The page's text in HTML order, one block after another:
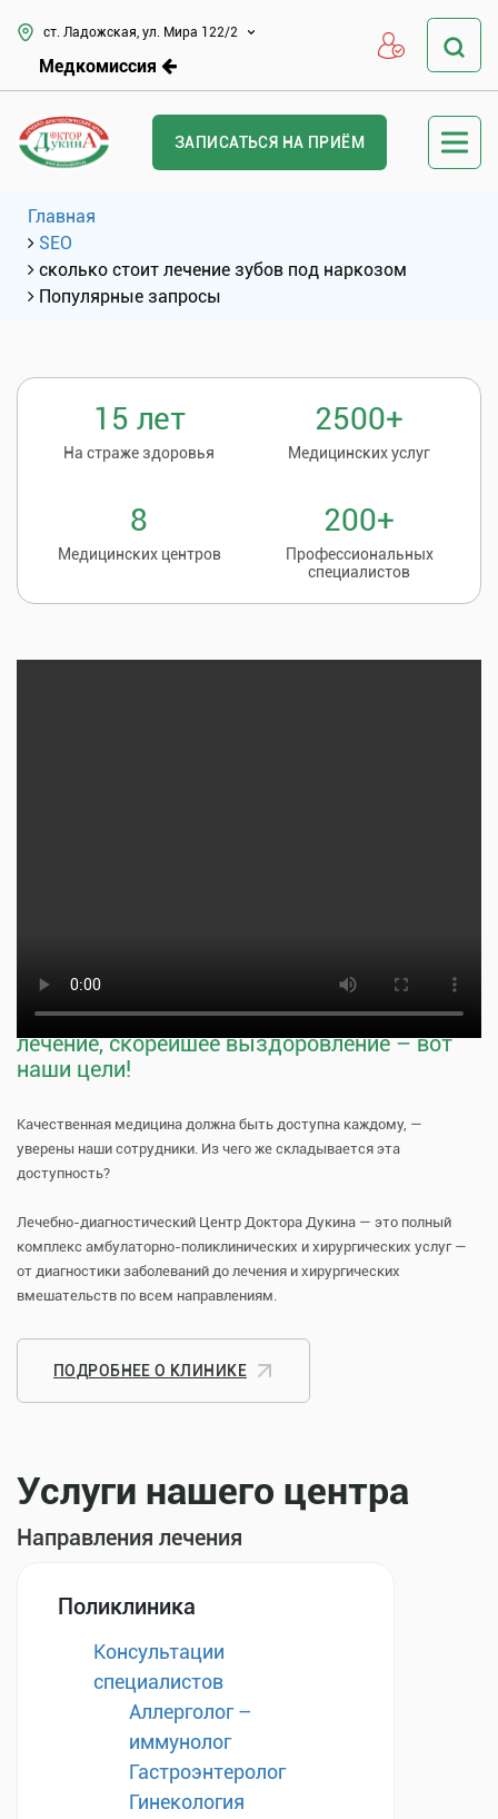
ст. Ладожская, ул. Мира 122/2
Медкомиссия
ЗАПИСАТЬСЯ НА ПРИЁМ
Главная
SEO
сколько стоит лечение зубов под наркозом
Популярные запросы
15 лет
На страже здоровья
2500+
Медицинских услуг
8
Медицинских центров
200+
Профессиональных
специалистов
Тщательная профилактика, качественное
лечение, скорейшее выздоровление – вот
наши цели!
Качественная медицина должна быть доступна каждому, —
уверены наши сотрудники. Из чего же складывается эта
доступность?
Лечебно-диагностический Центр Доктора Дукина — это полный
комплекс амбулаторно-поликлинических и хирургических услуг —
от диагностики заболеваний до лечения и хирургических
вмешательств по всем направлениям.
ПОДРОБНЕЕ О КЛИНИКЕ
Услуги нашего центра
Направления лечения
Поликлиника
Консультации
специалистов
Аллерголог –
иммунолог
Гастроэнтеролог
Гинекология